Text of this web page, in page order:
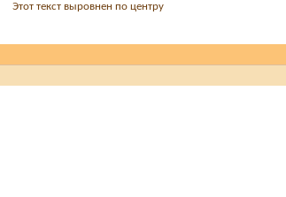
Этот текст выровнен по центру